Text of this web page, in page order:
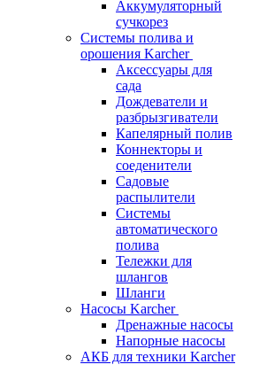
Аккумуляторный
сучкорез
Системы полива и
орошения Karcher
Аксессуары для
сада
Дождеватели и
разбрызгиватели
Капелярный полив
Коннекторы и
соеденители
Садовые
распылители
Системы
автоматического
полива
Тележки для
шлангов
Шланги
Насосы Karcher
Дренажные насосы
Напорные насосы
АКБ для техники Karcher